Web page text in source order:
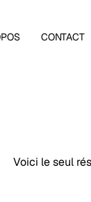
CONTACT
Voici le seul